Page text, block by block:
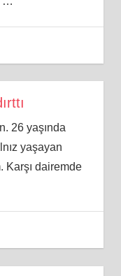
26 yaşında
yaşayan
Karşı dairemde